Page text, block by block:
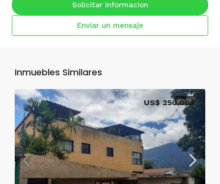
Solicitar Informacion
Enviar un mensaje
Inmuebles Similares
VENTA
US$ 250,000